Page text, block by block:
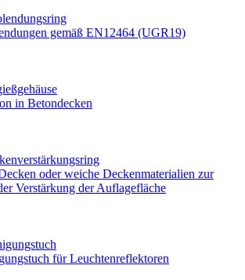
gemäß EN12464 (UGR19)
in Betondecken
oder weiche Deckenmaterialien zur
Verstärkung der Auflagefläche
für Leuchtenreflektoren